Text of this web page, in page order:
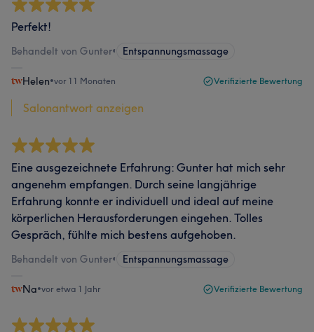
Perfekt!
Behandelt von Gunter• Entspannungsmassage
Helen•vor 11 Monaten Verifizierte Bewertung
Salonantwort anzeigen
Eine ausgezeichnete Erfahrung: Gunter hat mich sehr
angenehm empfangen. Durch seine langjährige
Erfahrung konnte er individuell und ideal auf meine
körperlichen Herausforderungen eingehen. Tolles
Gespräch, fühlte mich bestens aufgehoben.
Behandelt von Gunter• Entspannungsmassage
Na•vor etwa 1 Jahr Verifizierte Bewertung